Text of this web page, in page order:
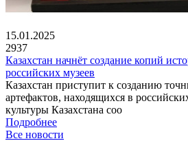
15.01.2025
2937
Казахстан начнёт создание копий
российских музеев
Казахстан приступит к созданию
артефактов, находящихся в
культуры Казахстана соо
Подробнее
Все новости